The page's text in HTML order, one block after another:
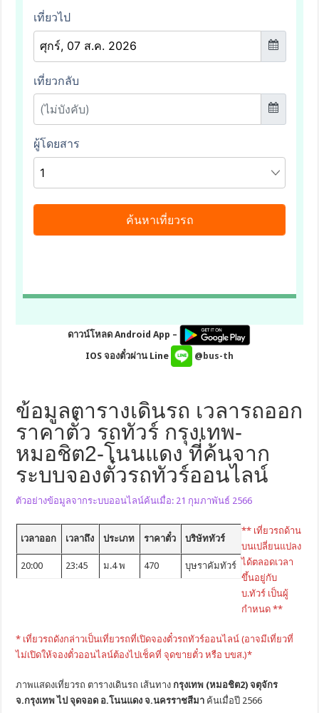
ดาวน์โหลด Android App –
IOS จองตั๋วผ่าน Line
@bus-th
ข้อมูลตารางเดินรถ เวลารถออก
ราคาตั๋ว รถทัวร์ กรุงเทพ-
หมอชิต2-โนนแดง ที่ค้นจาก
ระบบจองตั๋วรถทัวร์ออนไลน์
ตัวอย่างข้อมูลจากระบบออนไลน์ค้นเมื่อ: 21 กุมภาพันธ์ 2566
เวลาออก เวลาถึง ประเภท ราคาตั๋ว บริษัททัวร์
20:00 23:45 ม.4 พ 470 บุษราคัมทัวร์
** เที่ยวรถด้าน
บนเปลี่ยนแปลง
ได้ตลอดเวลา
ขึ้นอยู่กับ
บ.ทัวร์ เป็นผู้
กำหนด **
* เที่ยวรถดังกล่าวเป็นเที่ยวรถที่เปิดจองตั๋วรถทัวร์ออนไลน์ (อาจมีเที่ยวที่
ไม่เปิดให้จองตั๋วออนไลน์ต้องไปเช็คที่ จุดขายตั๋ว หรือ บขส.)*
ภาพแสดงเที่ยวรถ ตารางเดินรถ เส้นทางกรุงเทพ (หมอชิต2) จตุจักร
จ.กรุงเทพ ไป จุดจอด อ.โนนแดง จ.นครราชสีมา ค้นเมื่อปี 2566